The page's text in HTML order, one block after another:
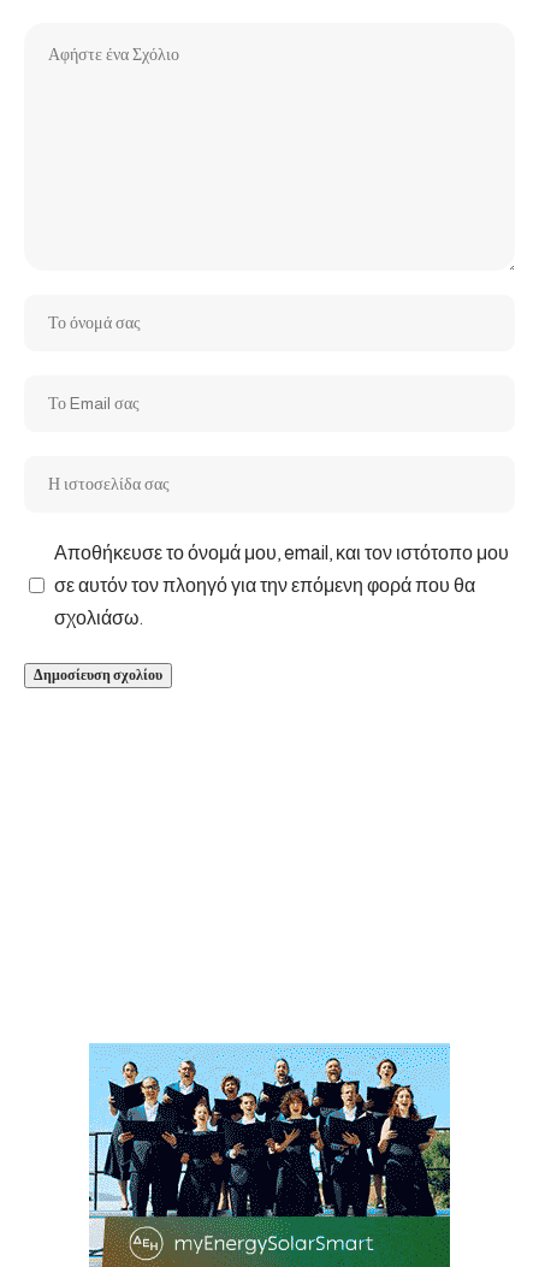
Αποθήκευσε το όνομά μου, email, και τον ιστότοπο μου
σε αυτόν τον πλοηγό για την επόμενη φορά που θα
σχολιάσω.